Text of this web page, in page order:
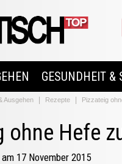
GESUNDHEIT &
Ausgehen Rezepte Pizzateig
ohne Hefe
am 17 November 2015